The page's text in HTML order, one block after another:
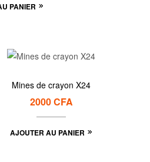
PANIER
Mines de crayon X24
2000CFA
AJOUTER AU PANIER